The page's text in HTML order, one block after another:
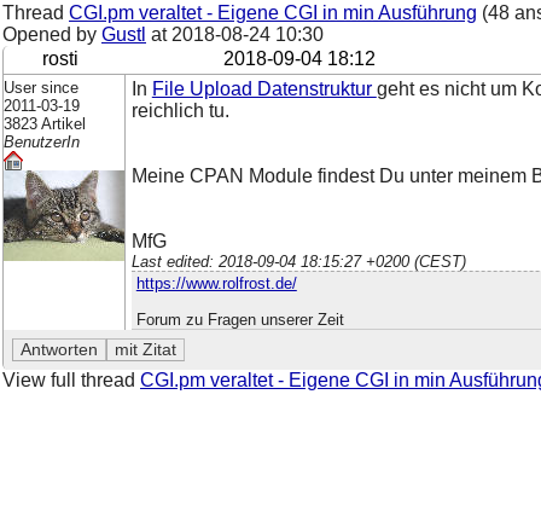
Thread CGI.pm veraltet - Eigene CGI in min Ausführung (48
Opened by Gustl at 2018-08-24 10:30
rosti
2018-09-04 18:12
User since
2011-03-19
3823 Artikel
BenutzerIn
In File Upload Datenstruktur geht es nicht um
reichlich tu.
Meine CPAN Module findest Du unter meinem
MfG
Last edited: 2018-09-04 18:15:27 +0200 (CEST)
https://www.rolfrost.de/
Forum zu Fragen unserer Zeit
View full thread CGI.pm veraltet - Eigene CGI in min